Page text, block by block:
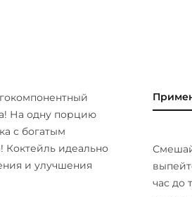
На одну порцию
с богатым
Коктейль идеально
и улучшения
час до